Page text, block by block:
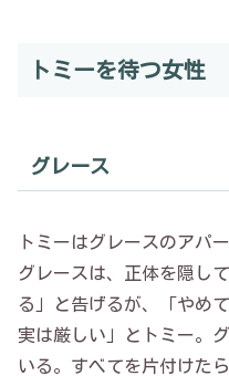
トミーを待つ女性
グレース
トミーはグレースのアパー
グレースは、正体を隠し
る」と告げるが、「やめ
実は厳しい」とトミー。
いる。すべてを片付けた